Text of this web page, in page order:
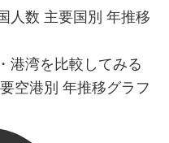
人数 主要国別 年推移
港湾を比較してみる
空港別 年推移グラフ